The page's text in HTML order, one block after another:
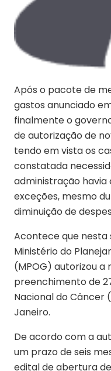
Após o pacote de
gastos anunciado
finalmente o
de autorização de
tendo em vista os
constatada
administração havia
exceções, mesmo
diminuição de
Acontece que nesta
Ministério do
(MPOG) autorizou a
preenchimento de
Nacional do Câncer
Janeiro.
De acordo com a
um prazo de seis
edital de abertura